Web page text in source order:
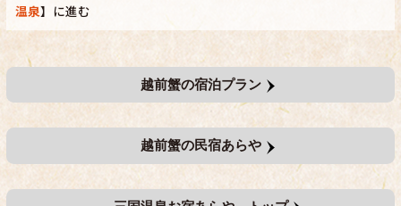
温泉】に進む
越前蟹の宿泊プラン
越前蟹の民宿あらや